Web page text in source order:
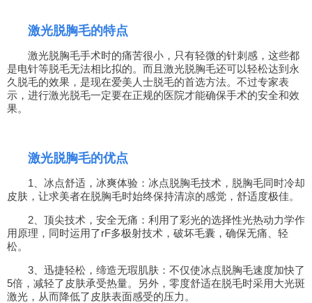
激光脱胸毛的特点
激光脱胸毛手术时的痛苦很小，只有轻微的针刺感，这些都
是电针等脱毛无法相比拟的。而且激光脱胸毛还可以轻松达到永
久脱毛的效果，是现在爱美人士脱毛的首选方法。不过专家表
示，进行激光脱毛一定要在正规的医院才能确保手术的安全和效
果。
激光脱胸毛的优点
1、冰点舒适，冰爽体验：冰点脱胸毛技术，脱胸毛同时冷却
皮肤，让求美者在脱胸毛时始终保持清凉的感觉，舒适度极佳。
2、顶尖技术，安全无痛：利用了彩光的选择性光热动力学作
用原理，同时运用了rF多极射技术，破坏毛囊，确保无痛、轻
松。
3、迅捷轻松，缔造无瑕肌肤：不仅使冰点脱胸毛速度加快了
5倍，减轻了皮肤承受热量。另外，零度舒适在脱毛时采用大光斑
激光，从而降低了皮肤表面感受的压力。